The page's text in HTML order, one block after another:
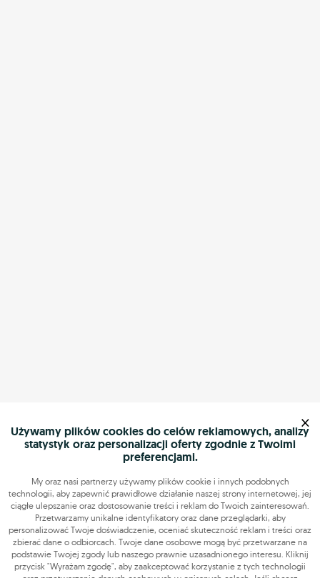
Używamy plików cookies do celów reklamowych, analizy
statystyk oraz personalizacji oferty zgodnie z Twoimi
preferencjami.
My oraz nasi partnerzy używamy plików cookie i innych podobnych
technologii, aby zapewnić prawidłowe działanie naszej strony internetowej, jej
ciągłe ulepszanie oraz dostosowanie treści i reklam do Twoich zainteresowań.
Przetwarzamy unikalne identyfikatory oraz dane przeglądarki, aby
personalizować Twoje doświadczenie, oceniać skuteczność reklam i treści oraz
zbierać dane o odbiorcach. Twoje dane osobowe mogą być przetwarzane na
podstawie Twojej zgody lub naszego prawnie uzasadnionego interesu. Kliknij
przycisk "Wyrażam zgodę", aby zaakceptować korzystanie z tych technologii
×